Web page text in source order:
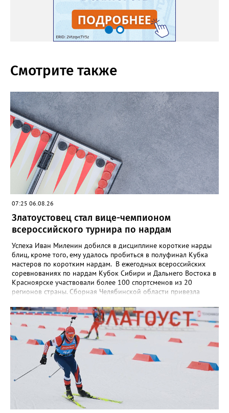
Смотрите также
07:25 06.08.26
Златоустовец стал вице-чемпионом
всероссийского турнира по нардам
Успеха Иван Миленин добился в дисциплине короткие нарды
блиц, кроме того, ему удалось пробиться в полуфинал Кубка
мастеров по коротким нардам. В ежегодных всероссийских
соревнованиях по нардам Кубок Сибири и Дальнего Востока в
Красноярске участвовали более 100 спортсменов из 20
регионов страны. Сборная Челябинской области привезла
земляк, это три золота Ксении Нагаевой и Екатерины
Дроздовой из Челябинска, бронза представительницы Миасса
Ирины Зобковой и челябинца Сергея Лютова. Ещё одну
бронзу в общую копилку положила чемпионка турнира
Екатерина Дроздова.